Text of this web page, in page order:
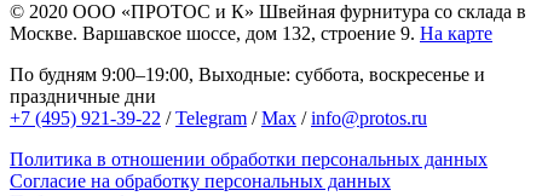
© 2020 ООО «ПРОТОС и К» Швейная фурнитура со склада в
Москве. Варшавское шоссе, дом 132, строение 9. На карте
По будням 9:00–19:00, Выходные: суббота, воскресенье и
праздничные дни
+7 (495) 921-39-22 /Telegram /Max /info@protos.ru
Политика в отношении обработки персональных данных
Согласие на обработку персональных данных